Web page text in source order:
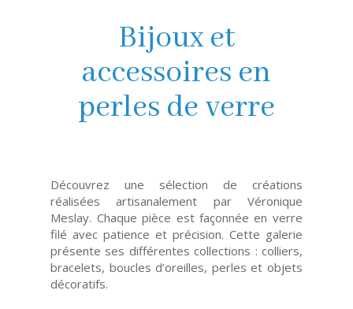
Bijoux et
accessoires en
perles de verre
Découvrez une sélection de créations
réalisées artisanalement par Véronique
Meslay. Chaque pièce est façonnée en verre
filé avec patience et précision. Cette galerie
présente ses différentes collections : colliers,
bracelets, boucles d’oreilles, perles et objets
décoratifs.